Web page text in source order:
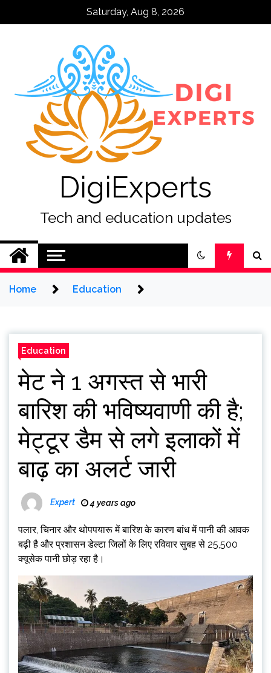
Saturday, Aug 8, 2026
DigiExperts
Tech and education updates
Home Education
Education
मेट ने 1 अगस्त से भारी
बारिश की भविष्यवाणी की है;
मेट्टूर डैम से लगे इलाकों में
बाढ़ का अलर्ट जारी
Expert 4 years ago
पलार, चिनार और थोपपयारू में बारिश के कारण बांध में पानी की आवक
बढ़ी है और प्रशासन डेल्टा जिलों के लिए रविवार सुबह से 25,500
क्यूसेक पानी छोड़ रहा है।